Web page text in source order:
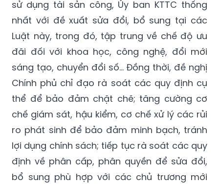
sử dụng tài sản công, Ủy ban KTTC thống
nhất với đề xuất sửa đổi, bổ sung tại các
Luật này, trong đó, tập trung về chế độ ưu
đãi đối với khoa học, công nghệ, đổi mới
sáng tạo, chuyển đổi số… Đồng thời, đề nghị
Chính phủ chỉ đạo rà soát các quy định cụ
thể để bảo đảm chặt chẽ; tăng cường cơ
chế giám sát, hậu kiểm, cơ chế xử lý các rủi
ro phát sinh để bảo đảm minh bạch, tránh
lợi dụng chính sách; tiếp tục rà soát các quy
định về phân cấp, phân quyền để sửa đổi,
bổ sung phù hợp với các chủ trương mới